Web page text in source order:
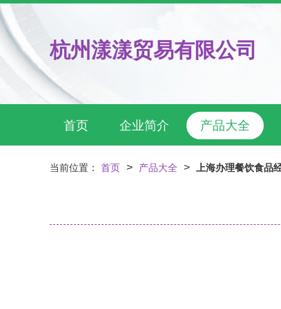
杭州漾漾贸易有限公司
首页 企业简介 产品大全
当前位置： 首页 > 产品大全 > 上海办理餐饮食品